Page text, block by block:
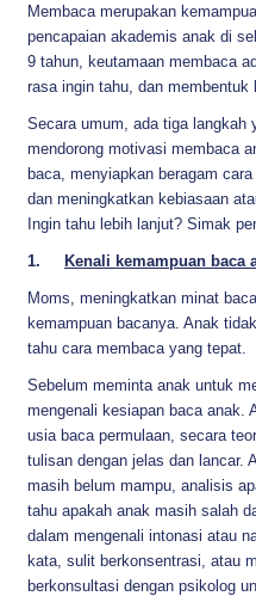
Membaca merupakan
pencapaian akademis anak di
9 tahun, keutamaan membaca
rasa ingin tahu, dan membentuk
Secara umum, ada tiga langkah
mendorong motivasi membaca
baca, menyiapkan beragam
dan meningkatkan kebiasaan
Ingin tahu lebih lanjut? Simak
1. Kenali kemampuan baca
Moms, meningkatkan minat
kemampuan bacanya. Anak
tahu cara membaca yang tepat.
Sebelum meminta anak untuk
mengenali kesiapan baca anak.
usia baca permulaan, secara
tulisan dengan jelas dan lancar.
masih belum mampu, analisis
tahu apakah anak masih salah
dalam mengenali intonasi atau
kata, sulit berkonsentrasi, atau
berkonsultasi dengan psikolog